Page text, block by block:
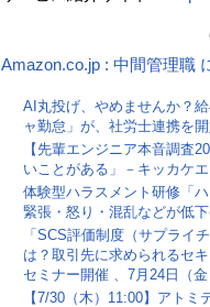
（坂土直
Amazon.co.jp : 中間管理職
AI丸投げ、やめませんか？
ャ勤怠」が、社労士連携を
【先輩エンジニア本音調査
いことがある」－キッカケ
体験型ハラスメント研修「
緊張・怒り・混乱などが低下
「SCS評価制度（サプライ
は？取引先に求められるセ
セミナー開催 、7月24日（
【7/30（木）11:00】アト